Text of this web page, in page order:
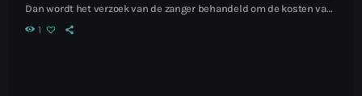
Dan wordt het verzoek van de zanger behandeld om de kosten van
zijn verdediging in de zedenzaak tegen hem vergoed te krijgen van
1